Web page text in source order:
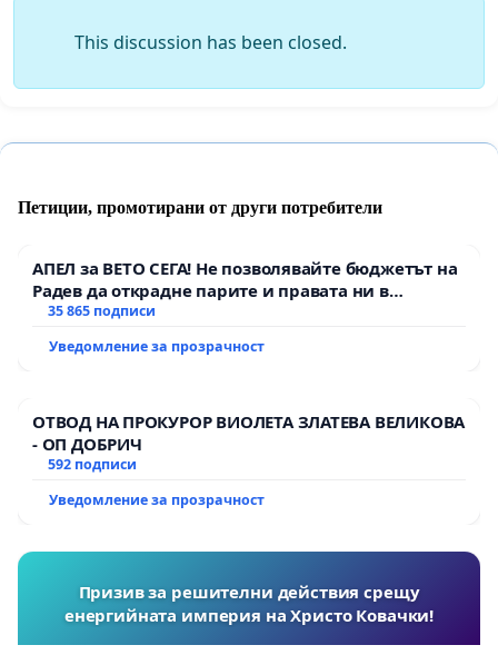
This discussion has been closed.
Петиции, промотирани от други потребители
АПЕЛ за ВЕТО СЕГА! Не позволявайте бюджетът на
Радев да открадне парите и правата ни в
тъмното
35 865 подписи
Уведомление за прозрачност
ОТВОД НА ПРОКУРОР ВИОЛЕТА ЗЛАТЕВА ВЕЛИКОВА
- ОП ДОБРИЧ
592 подписи
Уведомление за прозрачност
Призив за решителни действия срещу
енергийната империя на Христо Ковачки!